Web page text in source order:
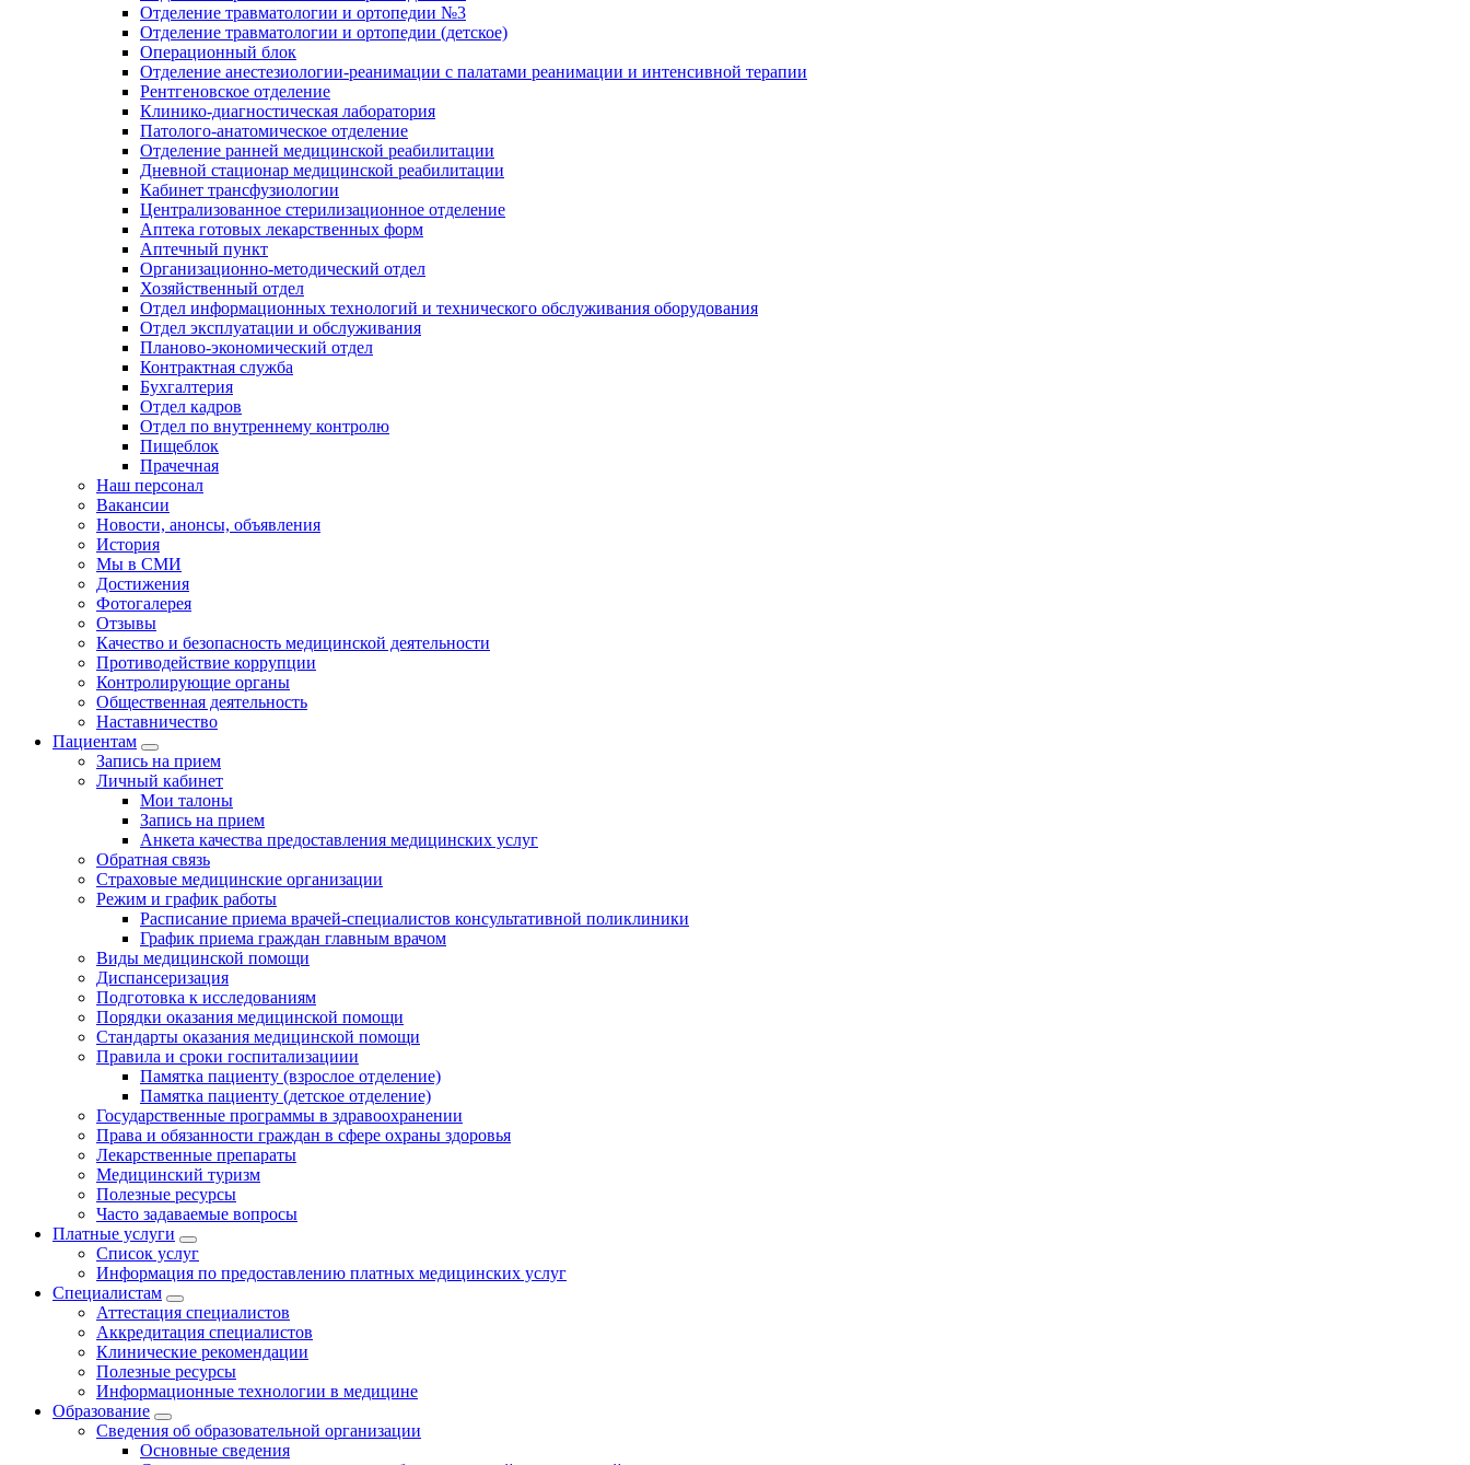
Отделение травматологии и ортопедии №3
Отделение травматологии и ортопедии (детское)
Операционный блок
Отделение анестезиологии-реанимации с палатами реанимации и интенсивной терапии
Рентгеновское отделение
Клинико-диагностическая лаборатория
Патолого-анатомическое отделение
Отделение ранней медицинской реабилитации
Дневной стационар медицинской реабилитации
Кабинет трансфузиологии
Централизованное стерилизационное отделение
Аптека готовых лекарственных форм
Аптечный пункт
Организационно-методический отдел
Хозяйственный отдел
Отдел информационных технологий и технического обслуживания оборудования
Отдел эксплуатации и обслуживания
Планово-экономический отдел
Контрактная служба
Бухгалтерия
Отдел кадров
Отдел по внутреннему контролю
Пищеблок
Прачечная
Наш персонал
Вакансии
Новости, анонсы, объявления
История
Мы в СМИ
Достижения
Фотогалерея
Отзывы
Качество и безопасность медицинской деятельности
Противодействие коррупции
Контролирующие органы
Общественная деятельность
Наставничество
Пациентам
Запись на прием
Личный кабинет
Мои талоны
Запись на прием
Анкета качества предоставления медицинских услуг
Обратная связь
Страховые медицинские организации
Режим и график работы
Расписание приема врачей-специалистов консультативной поликлиники
График приема граждан главным врачом
Виды медицинской помощи
Диспансеризация
Подготовка к исследованиям
Порядки оказания медицинской помощи
Стандарты оказания медицинской помощи
Правила и сроки госпитализациии
Памятка пациенту (взрослое отделение)
Памятка пациенту (детское отделение)
Государственные программы в здравоохранении
Права и обязанности граждан в сфере охраны здоровья
Лекарственные препараты
Медицинский туризм
Полезные ресурсы
Часто задаваемые вопросы
Платные услуги
Список услуг
Информация по предоставлению платных медицинских услуг
Специалистам
Аттестация специалистов
Аккредитация специалистов
Клинические рекомендации
Полезные ресурсы
Информационные технологии в медицине
Образование
Сведения об образовательной организации
Основные сведения